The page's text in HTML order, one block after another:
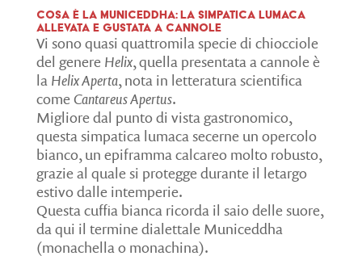
Cosa è la Municeddha: la simpatica lumaca
allevata e gustata a Cannole
Vi sono quasi quattromila specie di chiocciole
del genere Helix, quella presentata a cannole è
la Helix Aperta, nota in letteratura scientifica
comeCantareus Apertus.
Migliore dal punto di vista gastronomico,
questa simpatica lumaca secerne un opercolo
bianco, un epiframma calcareo molto robusto,
grazie al quale si protegge durante il letargo
estivo dalle intemperie.
Questa cuffia bianca ricorda il saio delle suore,
da qui il termine dialettale Municeddha
(monachella o monachina).